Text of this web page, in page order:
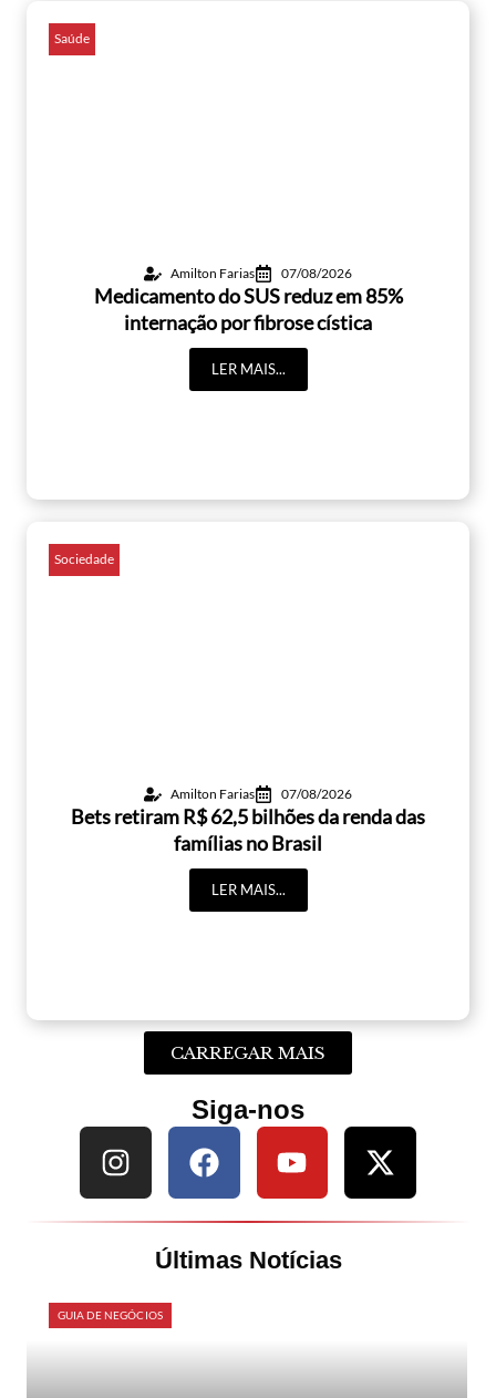
Saúde
Amilton Farias 07/08/2026
Medicamento do SUS reduz em 85%
internação por fibrose cística
LER MAIS...
Sociedade
Amilton Farias 07/08/2026
Bets retiram R$ 62,5 bilhões da renda das
famílias no Brasil
LER MAIS...
CARREGAR MAIS
Siga-nos
Últimas Notícias
GUIA DE NEGÓCIOS